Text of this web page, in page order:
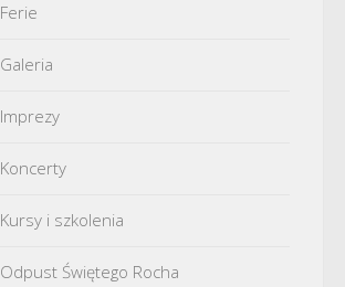
Ferie
Galeria
Imprezy
Koncerty
Kursy i szkolenia
Odpust Świętego Rocha